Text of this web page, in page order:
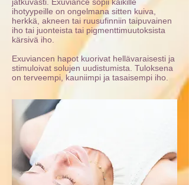
ihotyypeille on ongelmana sitten kuiva,
herkkä, akneen tai ruusufinniin taipuvainen
iho tai juonteista tai pigmenttimuutoksista
kärsivä iho.
Exuviancen hapot kuorivat hellävaraisesti ja
stimuloivat solujen uudistumista. Tuloksena
on terveempi, kauniimpi ja tasaisempi iho.